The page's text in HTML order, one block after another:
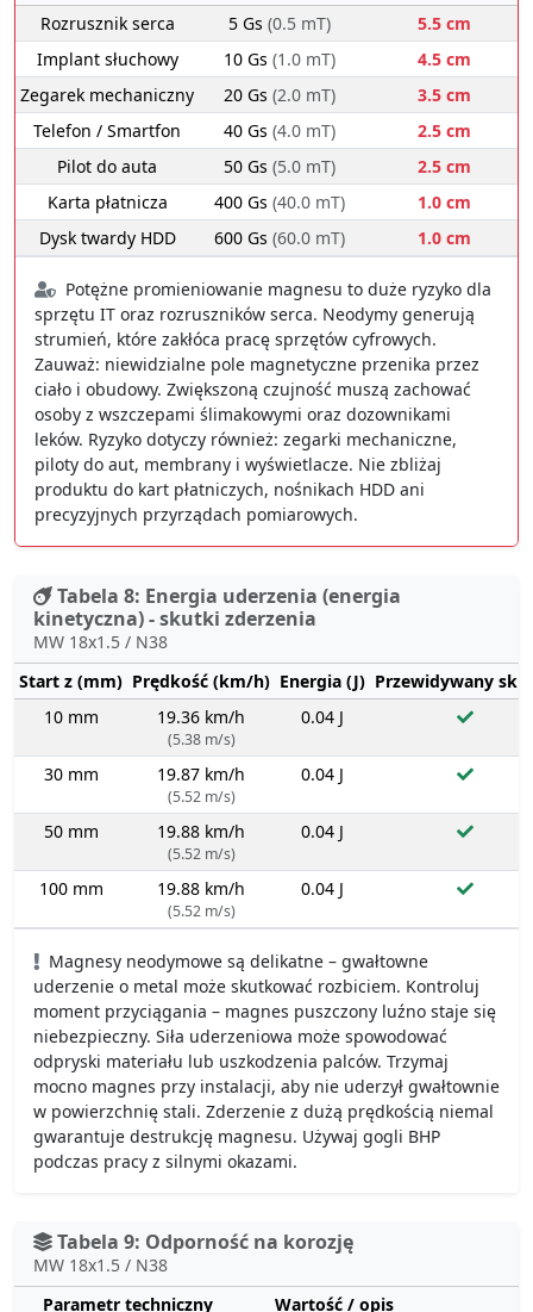
Rozrusznik serca
5 Gs (0.5 mT)
5.5 cm
Implant słuchowy
10 Gs (1.0 mT)
4.5 cm
Zegarek mechaniczny
20 Gs (2.0 mT)
3.5 cm
Telefon / Smartfon
40 Gs (4.0 mT)
2.5 cm
Pilot do auta
50 Gs (5.0 mT)
2.5 cm
Karta płatnicza
400 Gs (40.0 mT)
1.0 cm
Dysk twardy HDD
600 Gs (60.0 mT) 1.0 cm
Potężne promieniowanie magnesu to duże ryzyko dla
sprzętu IT oraz rozruszników serca. Neodymy generują
strumień, które zakłóca pracę sprzętów cyfrowych.
Zauważ: niewidzialne pole magnetyczne przenika przez
ciało i obudowy. Zwiększoną czujność muszą zachować
osoby z wszczepami ślimakowymi oraz dozownikami
leków. Ryzyko dotyczy również: zegarki mechaniczne,
piloty do aut, membrany i wyświetlacze. Nie zbliżaj
produktu do kart płatniczych, nośnikach HDD ani
precyzyjnych przyrządach pomiarowych.
Tabela 8: Energia uderzenia (energia
kinetyczna) - skutki zderzenia
MW 18x1.5 / N38
Start z (mm) Prędkość (km/h) Energia (J) Przewidywany
10 mm
19.36 km/h
(5.38 m/s)
0.04 J
30 mm 19.87 km/h
(5.52 m/s)
0.04 J
50 mm 19.88 km/h
(5.52 m/s)
0.04 J
100 mm 19.88 km/h
(5.52 m/s)
0.04 J
Magnesy neodymowe są delikatne – gwałtowne
uderzenie o metal może skutkować rozbiciem. Kontroluj
moment przyciągania – magnes puszczony luźno staje się
niebezpieczny. Siła uderzeniowa może spowodować
odpryski materiału lub uszkodzenia palców. Trzymaj
mocno magnes przy instalacji, aby nie uderzył gwałtownie
w powierzchnię stali. Zderzenie z dużą prędkością niemal
gwarantuje destrukcję magnesu. Używaj gogli BHP
podczas pracy z silnymi okazami.
Tabela 9: Odporność na korozję
MW 18x1.5 / N38
Parametr techniczny
Wartość / opis